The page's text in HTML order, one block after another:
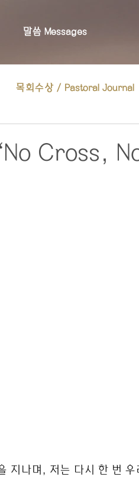
말씀 Messages
목회수상 / Pastoral Journal
Cross,
지나며, 저는 다시 한 번 우